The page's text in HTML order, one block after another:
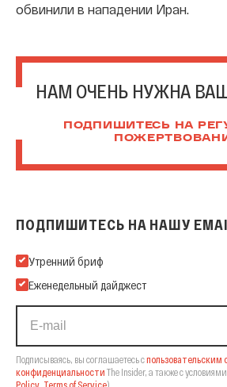
обвинили в нападении Иран.
НАМ ОЧЕНЬ НУЖНА
ПОДПИШИТЕСЬ НА
ПОДПИШИТЕСЬ НА НАШУ
Подпишитесь на нашу Email-рассылку
Утренний бриф
Еженедельный дайджест
Подписываясь, вы соглашаетесь спользовательским
конфиденциальности The Insider, а также с условиями
Policy Terms of Service).